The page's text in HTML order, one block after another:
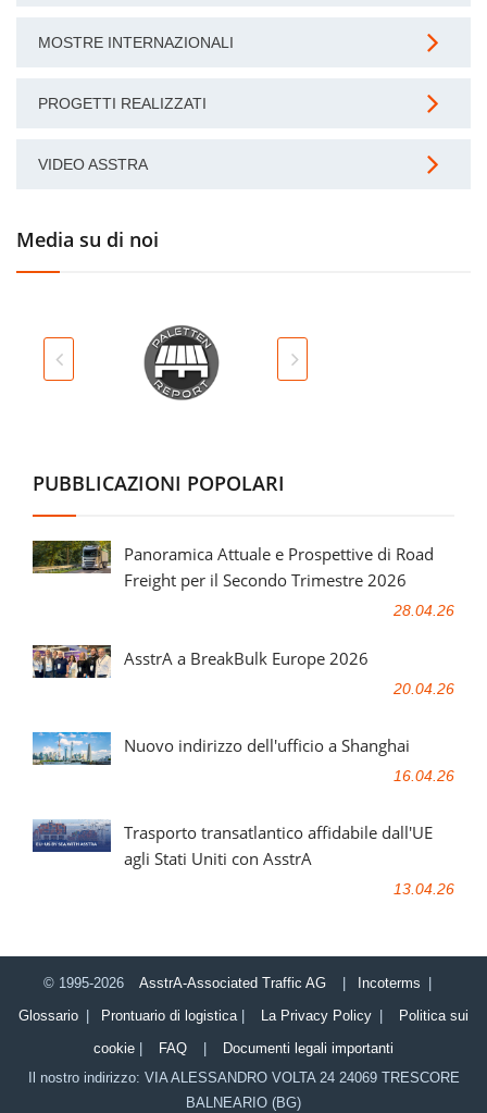
MOSTRE INTERNAZIONALI
PROGETTI REALIZZATI
VIDEO ASSTRA
Media su di noi
PUBBLICAZIONI POPOLARI
Panoramica Attuale e Prospettive di Road
Freight per il Secondo Trimestre 2026
28.04.26
AsstrA a BreakBulk Europe 2026
20.04.26
Nuovo indirizzo dell'ufficio a Shanghai
16.04.26
Trasporto transatlantico affidabile dall'UE
agli Stati Uniti con AsstrA
13.04.26
© 1995-2026 AsstrA-Associated Traffic AG Incoterms
Glossario
Prontuario di logistica La Privacy Policy
Politica sui
cookie
FAQ
Documenti legali importanti
Il nostro indirizzo: VIA ALESSANDRO VOLTA 24 24069 TRESCORE
BALNEARIO (BG)